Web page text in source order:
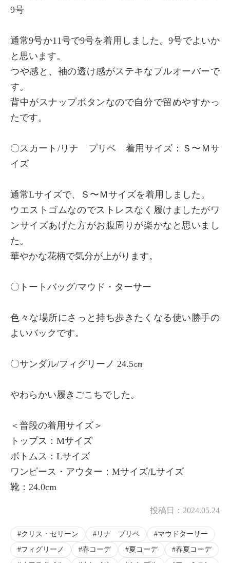
9号
通常9号か11号で9号を着用しました。9号でよいか
と思います。
つや感と、袖の透け感がステキなプルオーバーで
す。
背中がスナップボタンなので自分で留めやすかっ
たです。
〇スカート/リナ プリベ 着用サイズ：Ｓ〜Ｍサ
イズ
通常Lサイズで、Ｓ〜Ｍサイズを着用しました。
ウエストゴムなのでストレスなく履けましたがワ
ンサイズあげた方がお腹周りが楽かなと思いまし
た。
華やかな花柄で気分が上がります。
〇トートバッグ/マウド・ターサー
色々な場所にさっと持ち歩きたくなる使い勝手の
よいバックです。
〇サンダル/フィグリーノ 24.5㎝
やわらかい履きごこちでした。
＜普段の着用サイズ＞
トップス：Mサイズ
ボトムス：Lサイズ
ワンピース・アウター：Mサイズ/Lサイズ
靴：24.0cm
投稿日： 2024.05.24
クリス・セリーン リナ プリベ
マウドターサー
フィグリーノ
春コーデ 夏コーデ
春夏コーデ